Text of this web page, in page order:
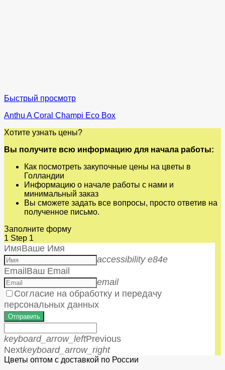
Быстрый просмотр
Anthu A Coral Champi Eco Box
Хотите узнать цены?
Вы получите всю информацию для начала работы:
Как посмотреть закупочные цены на цветы в
Голландии
Информацию о начале работы с нами и
минимальный заказ
Вы сможете задать все вопросы, просто ответив на
полученное письмо.
Заполните форму
1 Step 1
ИмяВаше Имя
accessibility e84e
EmailВаш Email
email
Согласие на обработку и передачу
персональных данных
Отправить
keyboard_arrow_leftPrevious
Nextkeyboard_arrow_right
Цветы оптом с доставкой по России